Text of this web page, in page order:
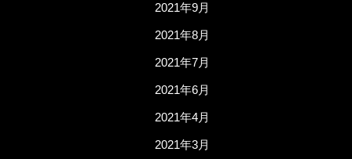
2021年9月
2021年8月
2021年7月
2021年6月
2021年4月
2021年3月